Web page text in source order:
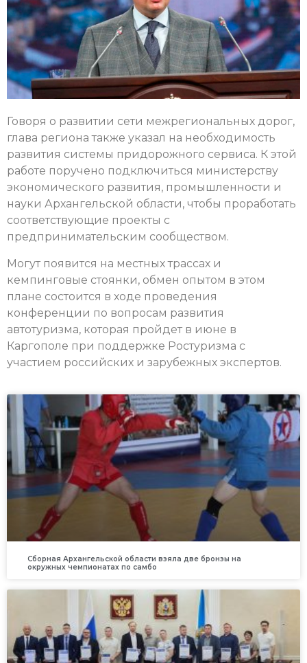
Говоря о развитии сети межрегиональных дорог,
глава региона также указал на необходимость
развития системы придорожного сервиса. К этой
работе поручено подключиться министерству
экономического развития, промышленности и
науки Архангельской области, чтобы проработать
соответствующие проекты с
предпринимательским сообществом.
Могут появится на местных трассах и
кемпинговые стоянки, обмен опытом в этом
плане состоится в ходе проведения
конференции по вопросам развития
автотуризма, которая пройдет в июне в
Каргополе при поддержке Ростуризма с
участием российских и зарубежных экспертов.
Сборная Архангельской области взяла две бронзы на
окружных чемпионатах по самбо